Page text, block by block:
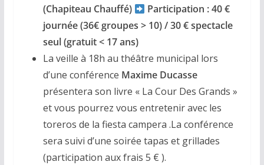
(Chapiteau Chauffé)
Participation : 40 €
journée (36€ groupes > 10) / 30 € spectacle
seul (gratuit < 17 ans)
La veille à 18h au théâtre municipal lors
d’une conférence Maxime Ducasse
présentera son livre « La Cour Des Grands »
et vous pourrez vous entretenir avec les
toreros de la fiesta campera .La conférence
sera suivi d’une soirée tapas et grillades
(participation aux frais 5 € ).